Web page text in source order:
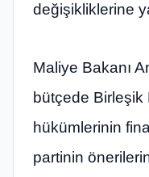
değişikliklerine
Maliye Bakanı
bütçede Birleşik
hükümlerinin
partinin